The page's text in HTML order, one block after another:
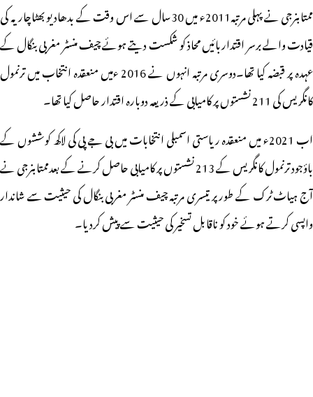
ممتابنرجی نے پہلی مرتبہ2011ء میں 30سال سے اس وقت کے بدھادیو بھٹاچاریہ کی
قیادت والے برسر اقتداربائیں محاذ کو شکست دیتے ہوئے چیف منسٹر مغربی بنگال کے
عہدہ پر قبضہ کیا تھا۔دوسری مرتبہ انہوں نے 2016 ءمیں منعقدہ انتخاب میں ترنمول
کانگریس کی 211 نشستوں پر کامیابی کے ذریعہ دوبارہ اقتدار حاصل کیا تھا۔
اب 2021ء میں منعقدہ ریاستی اسمبلی انتخابات میں بی جے پی کی لاکھ کوششوں کے
باؤجود ترنمول کانگریس کے 213 نشستوں پر کامیابی حاصل کرنے کے بعدممتابنرجی نے
آج ہیاٹ ٹرک کے طور پر تیسری مرتبہ چیف منسٹر مغربی بنگال کی حیثیت سے شاندار
واپسی کرتے ہوئے خود کو ناقابل تسخیر کی حیثیت سے پیش کردیا۔